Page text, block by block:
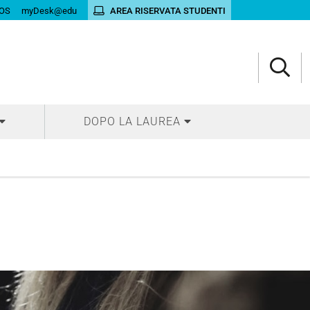
myDesk@edu AREA RISERVATA STUDENTI
DOPO LA LAUREA